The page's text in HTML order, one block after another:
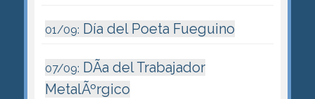
01/09: Día del Poeta Fueguino
07/09: DÃ­a del Trabajador
MetalÃºrgico